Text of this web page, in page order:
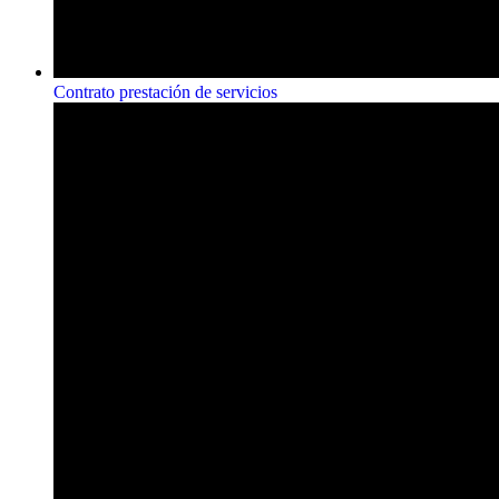
Contrato prestación de servicios